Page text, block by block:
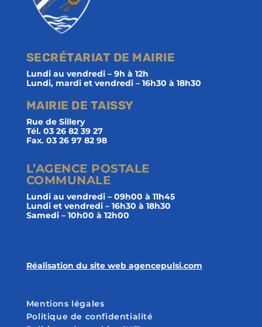
SECRÉTARIAT DE MAIRIE
Lundi au vendredi – 9h à 12h
Lundi, mardi et vendredi – 16h30 à 18h30
MAIRIE DE TAISSY
Rue de Sillery
Tél. 03 26 82 39 27
Fax. 03 26 97 82 98
L’AGENCE POSTALE
COMMUNALE
Lundi au vendredi – 09h00 à 11h45
Lundi et vendredi – 16h30 à 18h30
Samedi – 10h00 à 12h00
Réalisation du site web agencepulsi.com
Mentions légales
Politique de confidentialité